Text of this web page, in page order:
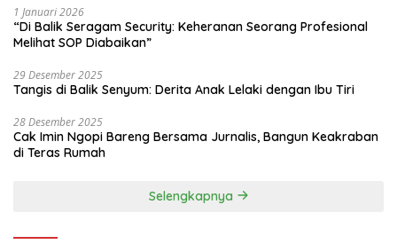
1 Januari 2026
“Di Balik Seragam Security: Keheranan Seorang Profesional
Melihat SOP Diabaikan”
29 Desember 2025
Tangis di Balik Senyum: Derita Anak Lelaki dengan Ibu Tiri
28 Desember 2025
Cak Imin Ngopi Bareng Bersama Jurnalis, Bangun Keakraban
di Teras Rumah
Selengkapnya